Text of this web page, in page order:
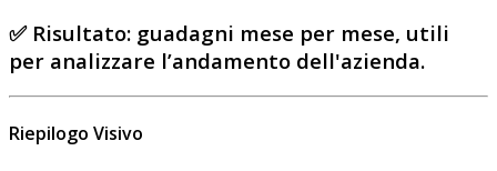
✅ Risultato: guadagni mese per mese, utili
per analizzare l’andamento dell'azienda.
Riepilogo Visivo